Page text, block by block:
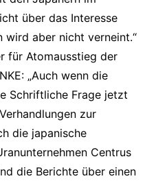
über das Interesse
wird aber nicht verneint.“
für Atomausstieg der
„Auch wenn die
Schriftliche Frage jetzt
zur
die japanische
Centrus
die Berichte über einen